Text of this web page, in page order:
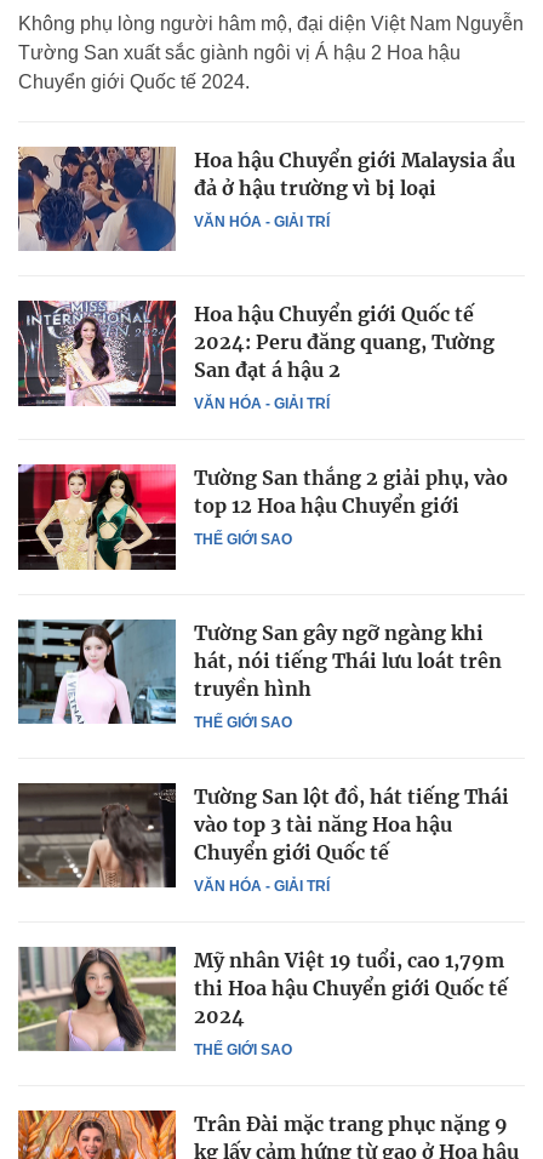
Không phụ lòng người hâm mộ, đại diện Việt Nam Nguyễn
Tường San xuất sắc giành ngôi vị Á hậu 2 Hoa hậu
Chuyển giới Quốc tế 2024.
VĂN HÓA - GIẢI TRÍ
Hoa hậu Chuyển giới Malaysia ẩu
đả ở hậu trường vì bị loại
VĂN HÓA - GIẢI TRÍ
Hoa hậu Chuyển giới Quốc tế
2024: Peru đăng quang, Tường
San đạt á hậu 2
THẾ GIỚI SAO
Tường San thắng 2 giải phụ, vào
top 12 Hoa hậu Chuyển giới
THẾ GIỚI SAO
Tường San gây ngỡ ngàng khi
hát, nói tiếng Thái lưu loát trên
truyền hình
VĂN HÓA - GIẢI TRÍ
Tường San lột đồ, hát tiếng Thái
vào top 3 tài năng Hoa hậu
Chuyển giới Quốc tế
THẾ GIỚI SAO
Mỹ nhân Việt 19 tuổi, cao 1,79m
thi Hoa hậu Chuyển giới Quốc tế
2024
Trân Đài mặc trang phục nặng 9
kg lấy cảm hứng từ gạo ở Hoa hậu